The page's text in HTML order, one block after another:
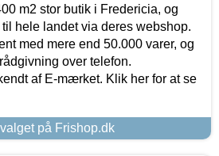
m2 stor butik i Fredericia, og
hele landet via deres webshop.
med mere end 50.000 varer, og
over telefon.
af E-mærket. Klik her for at se
på Frishop.dk